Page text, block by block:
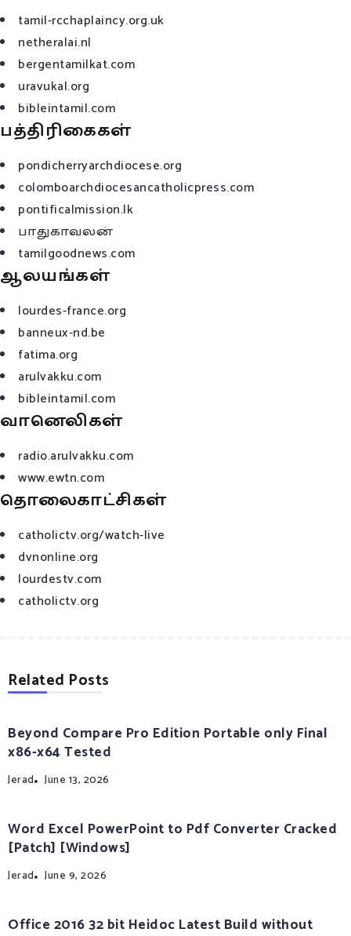
tamil-rcchaplaincy.org.uk
netheralai.nl
bergentamilkat.com
uravukal.org
bibleintamil.com
பத்திரிகைகள்
pondicherryarchdiocese.org
colomboarchdiocesancatholicpress.com
pontificalmission.lk
பாதுகாவலன்
tamilgoodnews.com
ஆலயங்கள்
lourdes-france.org
banneux-nd.be
fatima.org
arulvakku.com
bibleintamil.com
வானெலிகள்
radio.arulvakku.com
www.ewtn.com
தொலைகாட்சிகள்
catholictv.org/watch-live
dvnonline.org
lourdestv.com
catholictv.org
Related Posts
Beyond Compare Pro Edition Portable only Final
x86-x64 Tested
Jerad June 13, 2026
Word Excel PowerPoint to Pdf Converter Cracked
[Patch] [Windows]
Jerad June 9, 2026
Office 2016 32 bit Heidoc Latest Build without